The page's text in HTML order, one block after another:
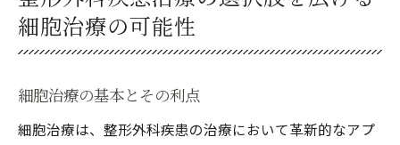
細胞治療の可能性
細胞治療の基本とその利点
細胞治療は、整形外科疾患の治療において革新的なアプ